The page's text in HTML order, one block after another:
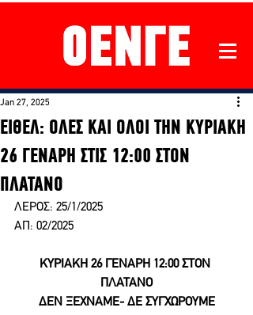
ΕΙΘΕΛ: ΟΛΕΣ ΚΑΙ ΟΛΟΙ ΤΗΝ ΚΥΡΙΑΚΗ
26 ΓΕΝΑΡΗ ΣΤΙΣ 12:00 ΣΤΟΝ
ΠΛΑΤΑΝΟ
Jan 27, 2025
ΛΕΡΟΣ: 25/1/2025
ΑΠ: 02/2025
ΚΥΡΙΑΚΗ 26 ΓΕΝΑΡΗ 12:00 ΣΤΟΝ
ΠΛΑΤΑΝΟ
ΔΕΝ ΞΕΧΝΑΜΕ- ΔΕ ΣΥΓΧΩΡΟΥΜΕ